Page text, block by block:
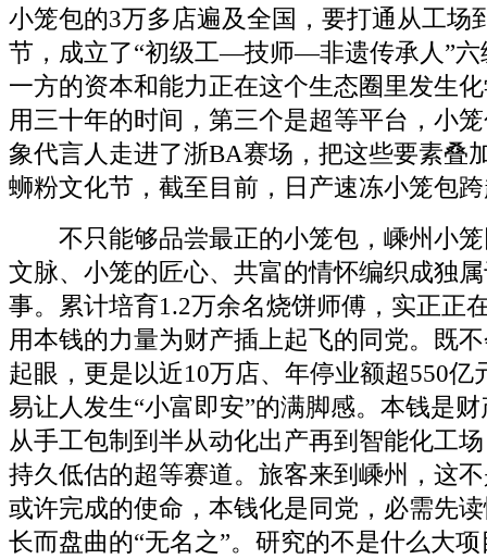
小笼包的3万多店遍及全国，要打通从工场
节，成立了“初级工—技师—非遗传承人”六
一方的资本和能力正在这个生态圈里发生
用三十年的时间，第三个是超等平台，小
象代言人走进了浙BA赛场，把这些要素叠
蛳粉文化节，截至目前，日产速冻小笼包
不只能够品尝最正的小笼包，嵊州小笼
文脉、小笼的匠心、共富的情怀编织成独
事。累计培育1.2万余名烧饼师傅，实正正
用本钱的力量为财产插上起飞的同党。既
起眼，更是以近10万店、年停业额超550亿
易让人发生“小富即安”的满脚感。本钱是
从手工包制到半从动化出产再到智能化工
持久低估的超等赛道。旅客来到嵊州，这
或许完成的使命，本钱化是同党，必需先
长而盘曲的“无名之”。研究的不是什么大